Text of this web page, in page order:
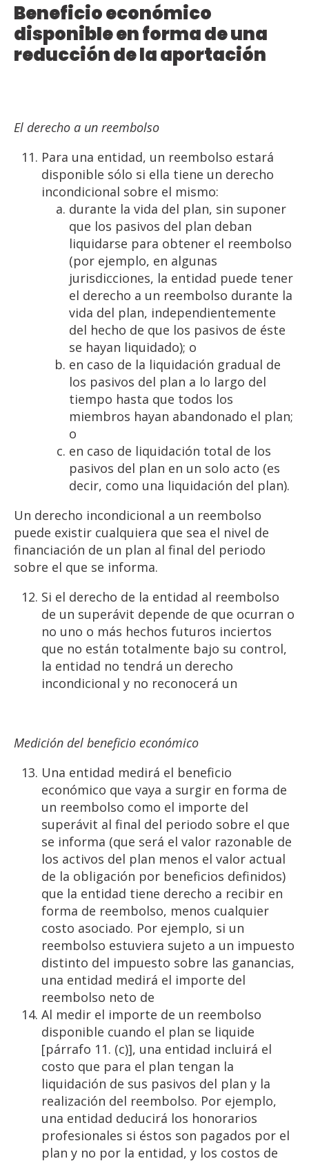
Beneficio económico
disponible en forma de una
reducción de la aportación
El derecho a un reembolso
Para una entidad, un reembolso estará
disponible sólo si ella tiene un derecho
incondicional sobre el mismo:
durante la vida del plan, sin suponer
que los pasivos del plan deban
liquidarse para obtener el reembolso
(por ejemplo, en algunas
jurisdicciones, la entidad puede tener
el derecho a un reembolso durante la
vida del plan, independientemente
del hecho de que los pasivos de éste
se hayan liquidado); o
en caso de la liquidación gradual de
los pasivos del plan a lo largo del
tiempo hasta que todos los
miembros hayan abandonado el plan;
o
en caso de liquidación total de los
pasivos del plan en un solo acto (es
decir, como una liquidación del plan).
Un derecho incondicional a un reembolso
puede existir cualquiera que sea el nivel de
financiación de un plan al final del periodo
sobre el que se informa.
Si el derecho de la entidad al reembolso
de un superávit depende de que ocurran o
no uno o más hechos futuros inciertos
que no están totalmente bajo su control,
la entidad no tendrá un derecho
incondicional y no reconocerá un
Medición del beneficio económico
Una entidad medirá el beneficio
económico que vaya a surgir en forma de
un reembolso como el importe del
superávit al final del periodo sobre el que
se informa (que será el valor razonable de
los activos del plan menos el valor actual
de la obligación por beneficios definidos)
que la entidad tiene derecho a recibir en
forma de reembolso, menos cualquier
costo asociado. Por ejemplo, si un
reembolso estuviera sujeto a un impuesto
distinto del impuesto sobre las ganancias,
una entidad medirá el importe del
reembolso neto de
Al medir el importe de un reembolso
disponible cuando el plan se liquide
[párrafo 11. (c)], una entidad incluirá el
costo que para el plan tengan la
liquidación de sus pasivos del plan y la
realización del reembolso. Por ejemplo,
una entidad deducirá los honorarios
profesionales si éstos son pagados por el
plan y no por la entidad, y los costos de